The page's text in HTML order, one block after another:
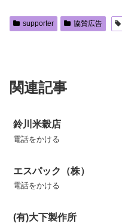
supporter 協賛広告
関連記事
鈴川米穀店
電話をかける
エスパック（株）
電話をかける
(有)大下製作所